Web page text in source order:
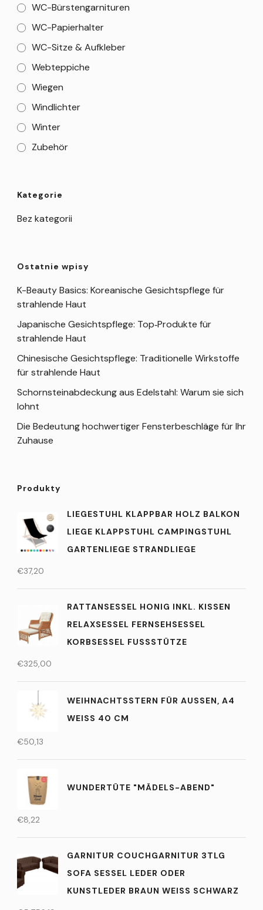
WC-Bürstengarnituren
WC-Papierhalter
WC-Sitze & Aufkleber
Webteppiche
Wiegen
Windlichter
Winter
Zubehör
Kategorie
Bez kategorii
Ostatnie wpisy
K-Beauty Basics: Koreanische Gesichtspflege für
strahlende Haut
Japanische Gesichtspflege: Top‑Produkte für
strahlende Haut
Chinesische Gesichtspflege: Traditionelle Wirkstoffe
für strahlende Haut
Schornsteinabdeckung aus Edelstahl: Warum sie sich
lohnt
Die Bedeutung hochwertiger Fensterbeschläge für Ihr
Zuhause
Produkty
LIEGESTUHL KLAPPBAR HOLZ BALKON
LIEGE KLAPPSTUHL CAMPINGSTUHL
GARTENLIEGE STRANDLIEGE
€37,20
RATTANSESSEL HONIG INKL. KISSEN
RELAXSESSEL FERNSEHSESSEL
KORBSESSEL FUSSSTÜTZE
€325,00
WEIHNACHTSSTERN FÜR AUSSEN, A4 W
EISS 40 CM
€50,13
WUNDERTÜTE "MÄDELS-ABEND"
€8,22
GARNITUR COUCHGARNITUR 3TLG
SOFA SESSEL LEDER ODER
KUNSTLEDER BRAUN WEISS SCHWARZ